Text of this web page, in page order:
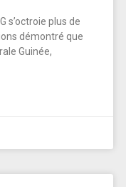
s’octroie plus de
démontré que
Guinée,